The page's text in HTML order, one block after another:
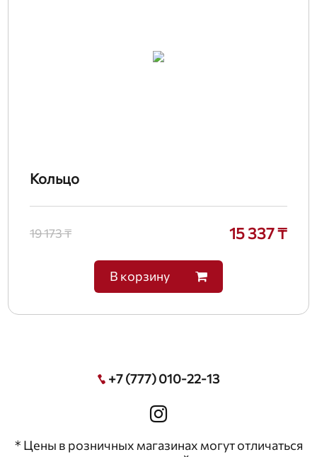
Кольцо
19 173 ₸ 15 337 ₸
В корзину
+7 (777) 010-22-13
* Цены в розничных магазинах могут отличаться